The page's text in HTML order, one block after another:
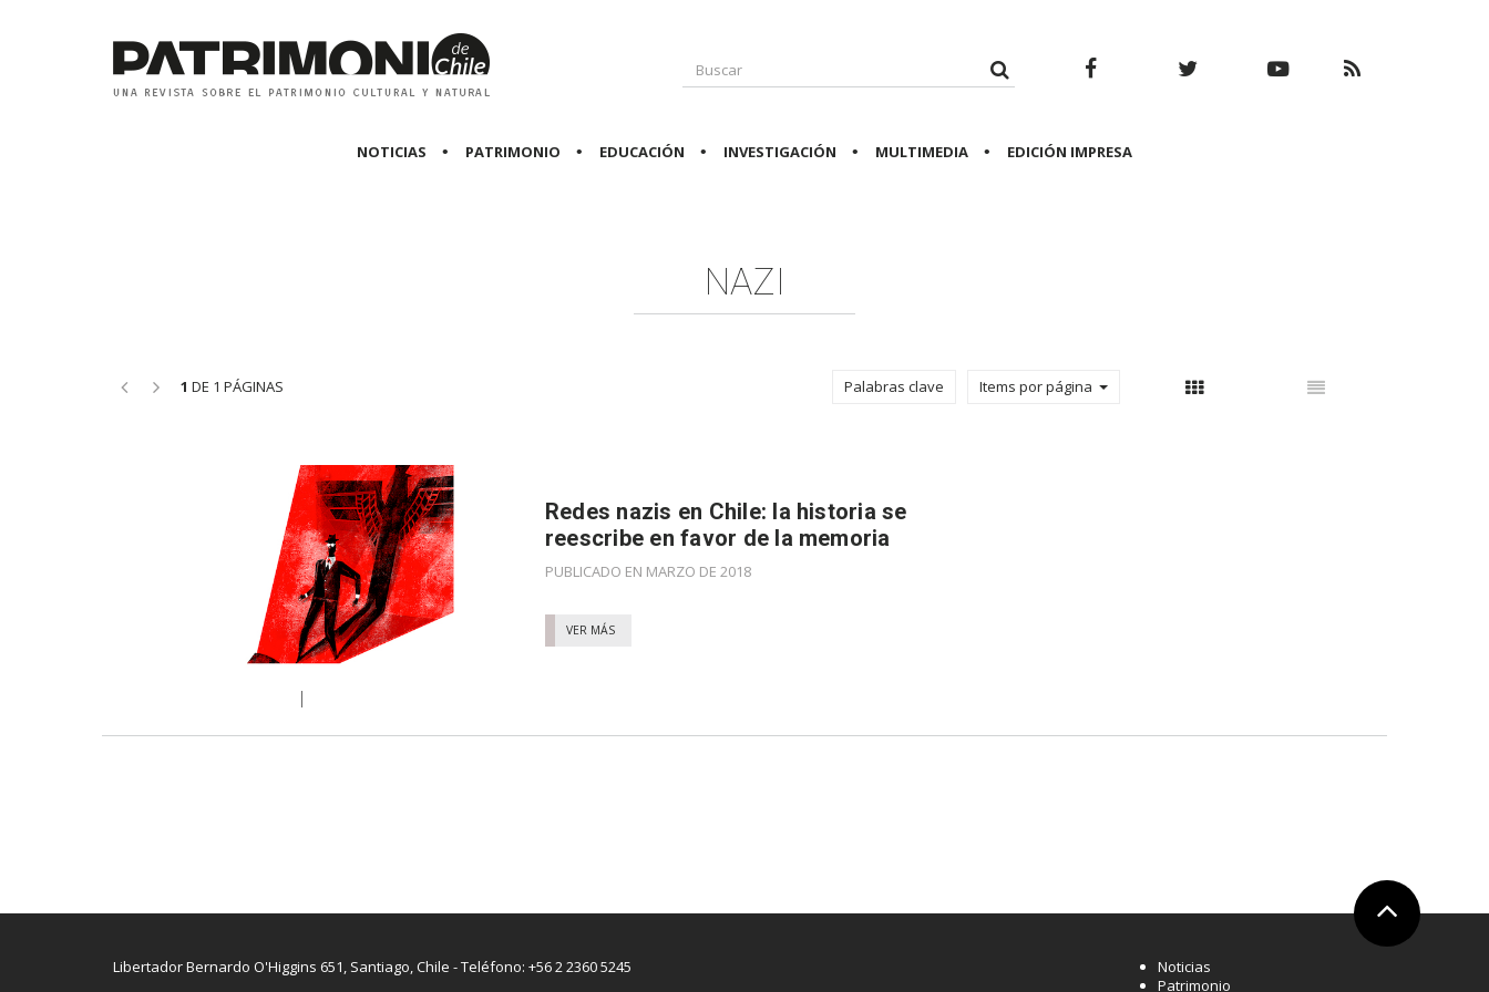
NOTICIAS PATRIMONIO EDUCACIÓN INVESTIGACIÓN MULTIMEDIA EDICIÓN IMPRESA
NAZI
<< >> 1 DE 1 PÁGINAS Palabras clave Items por página Con thumbnail Sin thumbnail
Redes nazis en Chile: la historia se
reescribe en favor de la memoria
PUBLICADO EN MARZO DE 2018
VER MÁS
Ir arriba
Libertador Bernardo O'Higgins 651, Santiago, Chile - Teléfono: +56 2 2360 5245
Noticias
Patrimonio